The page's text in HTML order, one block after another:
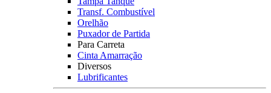
Transf. Combustível
Orelhão
Puxador de Partida
Para Carreta
Cinta Amarração
Diversos
Lubrificantes